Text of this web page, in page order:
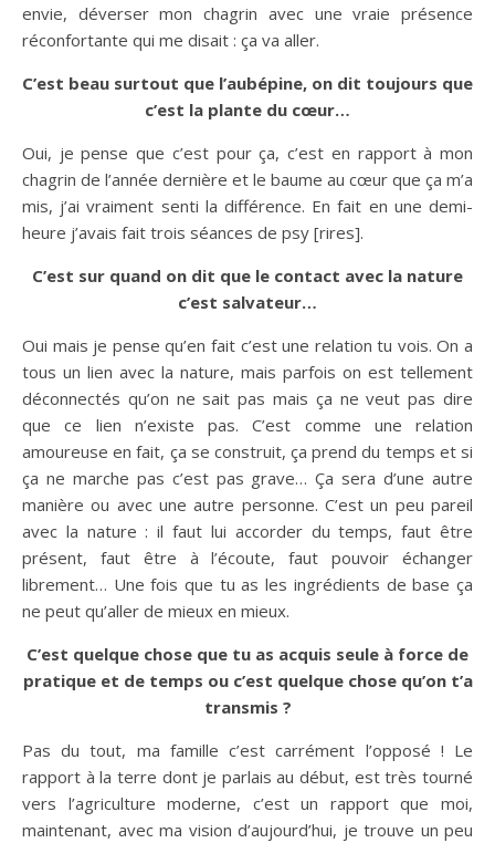
envie, déverser mon chagrin avec une vraie présence
réconfortante qui me disait : ça va aller.
C’est beau surtout que l’aubépine, on dit toujours que
c’est la plante du cœur…
Oui, je pense que c’est pour ça, c’est en rapport à mon
chagrin de l’année dernière et le baume au cœur que ça m’a
mis, j’ai vraiment senti la différence. En fait en une demi-
heure j’avais fait trois séances de psy [rires].
C’est sur quand on dit que le contact avec la nature
c’est salvateur…
Oui mais je pense qu’en fait c’est une relation tu vois. On a
tous un lien avec la nature, mais parfois on est tellement
déconnectés qu’on ne sait pas mais ça ne veut pas dire
que ce lien n’existe pas. C’est comme une relation
amoureuse en fait, ça se construit, ça prend du temps et si
ça ne marche pas c’est pas grave… Ça sera d’une autre
manière ou avec une autre personne. C’est un peu pareil
avec la nature : il faut lui accorder du temps, faut être
présent, faut être à l’écoute, faut pouvoir échanger
librement… Une fois que tu as les ingrédients de base ça
ne peut qu’aller de mieux en mieux.
C’est quelque chose que tu as acquis seule à force de
pratique et de temps ou c’est quelque chose qu’on t’a
transmis ?
Pas du tout, ma famille c’est carrément l’opposé ! Le
rapport à la terre dont je parlais au début, est très tourné
vers l’agriculture moderne, c’est un rapport que moi,
maintenant, avec ma vision d’aujourd’hui, je trouve un peu